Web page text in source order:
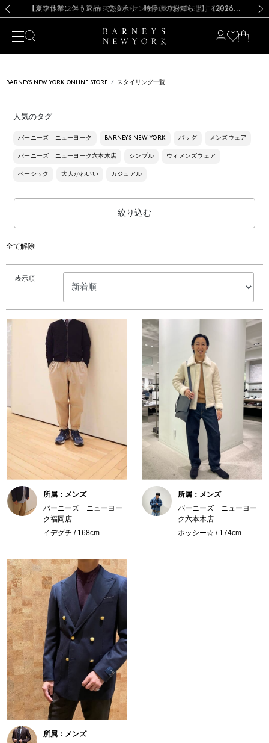
新規登録のお客様も対象！＜MY BARNEYS＞会員のお客様は11,000円（税込）以上のお買上げで常時送料無料！お買い物の際は会員登録を！
【夏季休業に伴う出荷一時停止のお知らせ】(2026.8.7) 【オンラインストア カスタマーセンター夏季休業に関するお知らせ】（2026.8.7）【夏季休業に伴う返品・交換承り一時停止のお知らせ】（2026.8.5）
熊本県を中心とした地震の影響によるお荷物のお届けについて
【開催中】SUMMER SALEのご案内・ご注意事項 新規登録のお客様も対象！＜MY BARNEYS＞会員のお客様は11,000円（税込）以上のお買上げで常時送料無料！お買い物の際は会員登録を！
【夏季休業に伴う出荷一時停止のお知らせ】(2026.8.7)
BARNEYS NEW YORK ONLINE STORE スタイリング一覧
人気のタグ
バーニーズ ニューヨーク BARNEYS NEW YORK バッグ メンズウェア
バーニーズ ニューヨーク六本木店 シンプル ウィメンズウェア
ベーシック 大人かわいい カジュアル
絞り込む
全て解除
表示順
所属：メンズ
バーニーズ ニューヨー
ク福岡店
イデグチ / 168cm
所属：メンズ
バーニーズ ニューヨー
ク六本木店
ホッシー☆ / 174cm
所属：メンズ